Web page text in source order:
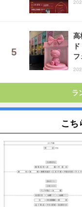
高
フ
ラ
こち